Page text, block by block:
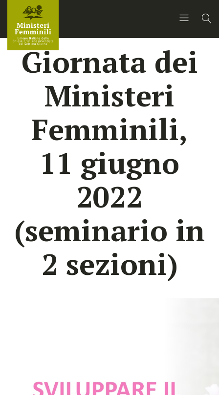
Giornata dei
Ministeri
Femminili,
11 giugno
2022
(seminario in
2 sezioni)